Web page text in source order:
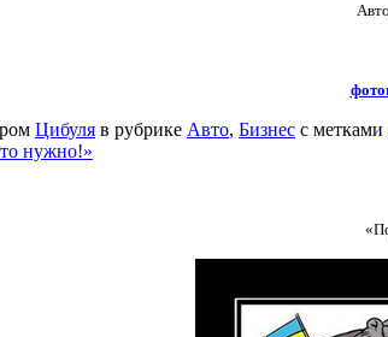
Цибуля в рубрике Авто, Бизнес с метками
нужно!»